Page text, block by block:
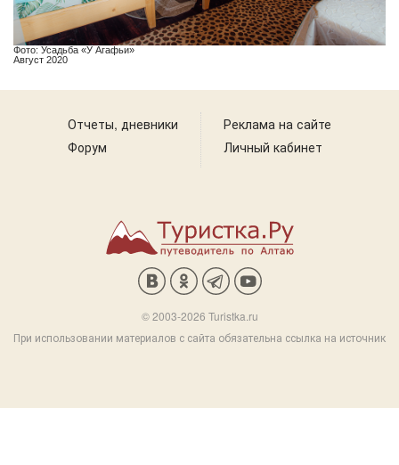
Фото: Усадьба «У Агафьи»
Август 2020
Отчеты, дневники
Форум
Реклама на сайте
Личный кабинет
© 2003-2026 Turistka.ru
При использовании материалов с сайта обязательна ссылка на источник